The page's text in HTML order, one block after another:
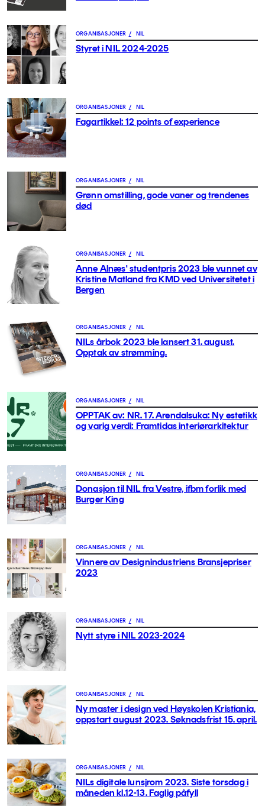
ORGANISASJONER / NIL
Styret i NIL 2024-2025
ORGANISASJONER / NIL
Fagartikkel: 12 points of experience
ORGANISASJONER / NIL
Grønn omstilling, gode vaner og trendenes
død
ORGANISASJONER / NIL
Anne Alnæs' studentpris 2023 ble vunnet av
Kristine Matland fra KMD ved Universitetet i
Bergen
ORGANISASJONER / NIL
NILs årbok 2023 ble lansert 31. august.
Opptak av strømming.
ORGANISASJONER / NIL
OPPTAK av: NR. 17. Arendalsuka: Ny estetikk
og varig verdi: Framtidas interiørarkitektur
ORGANISASJONER / NIL
Donasjon til NIL fra Vestre, ifbm forlik med
Burger King
ORGANISASJONER / NIL
Vinnere av Designindustriens Bransjepriser
2023
ORGANISASJONER / NIL
Nytt styre i NIL 2023-2024
ORGANISASJONER / NIL
Ny master i design ved Høyskolen Kristiania,
oppstart august 2023. Søknadsfrist 15. april.
ORGANISASJONER / NIL
NILs digitale lunsjrom 2023. Siste torsdag i
måneden kl.12-13. Faglig påfyll